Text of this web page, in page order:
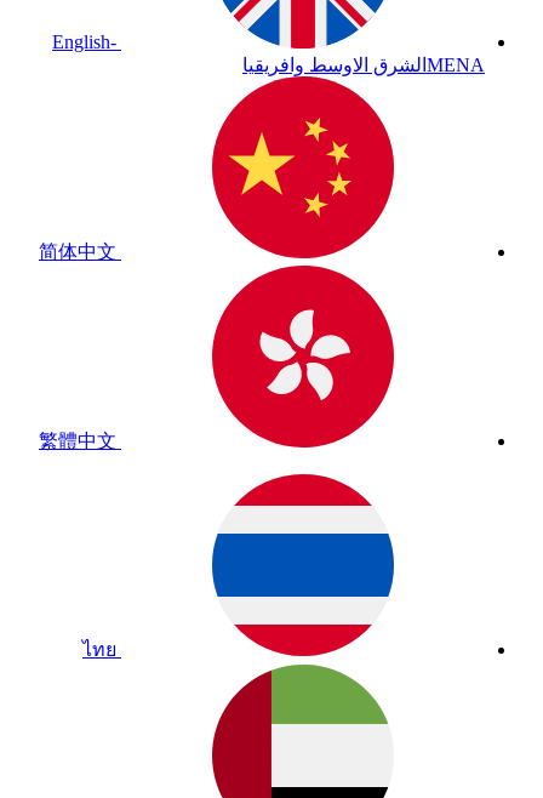
English-
MENA الشرق الاوسط وافريقيا
简体中文
繁體中文
ไทย